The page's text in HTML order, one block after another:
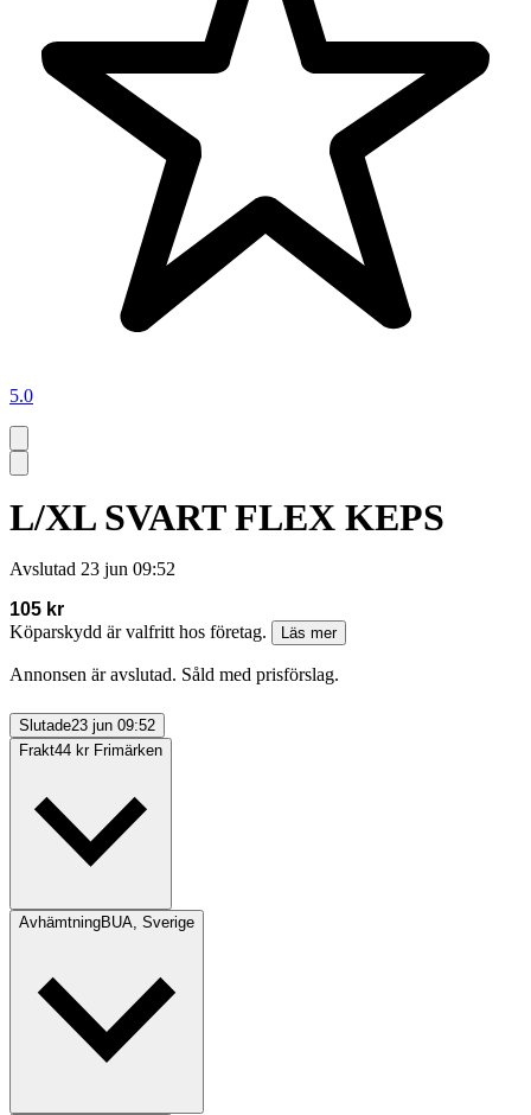
5.0
L/XL SVART FLEX KEPS
Avslutad 23 jun 09:52
105 kr
Köparskydd är valfritt hos företag.
Läs mer
Annonsen är avslutad. Såld med prisförslag.
Slutade23 jun 09:52
Frakt44 kr Frimärken
AvhämtningBUA, Sverige